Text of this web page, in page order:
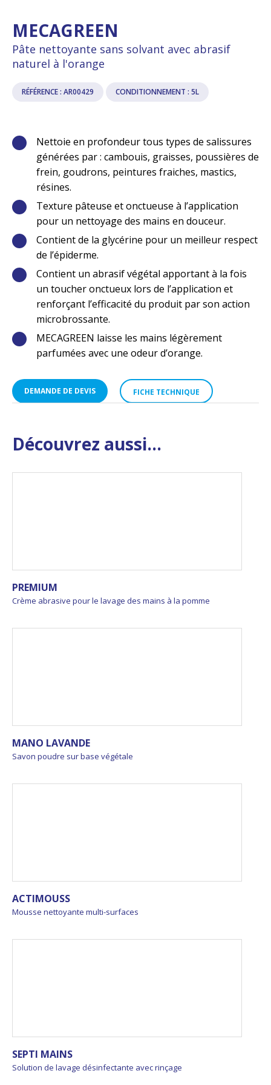
MECAGREEN
Pâte nettoyante sans solvant avec abrasif
naturel à l'orange
RÉFÉRENCE : AR00429 CONDITIONNEMENT : 5L
Nettoie en profondeur tous types de salissures
générées par : cambouis, graisses, poussières de
frein, goudrons, peintures fraiches, mastics,
résines.
Texture pâteuse et onctueuse à l’application
pour un nettoyage des mains en douceur.
Contient de la glycérine pour un meilleur respect
de l’épiderme.
Contient un abrasif végétal apportant à la fois
un toucher onctueux lors de l’application et
renforçant l’efficacité du produit par son action
microbrossante.
MECAGREEN laisse les mains légèrement
parfumées avec une odeur d’orange.
DEMANDE DE DEVIS FICHE TECHNIQUE
Découvrez aussi...
PREMIUM
Crème abrasive pour le lavage des mains à la pomme
MANO LAVANDE
Savon poudre sur base végétale
ACTIMOUSS
Mousse nettoyante multi-surfaces
SEPTI MAINS
Solution de lavage désinfectante avec rinçage